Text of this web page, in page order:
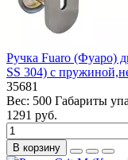
Ручка Fuaro (Фуаро)
SS 304) с
35681
Вес: 500 Габариты
1291 руб.
В корзину